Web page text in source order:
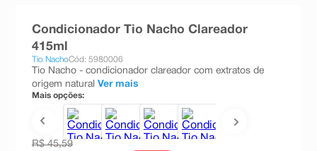
Condicionador Tio Nacho Clareador
415ml
Tio NachoCód: 5980006
Tio Nacho - condicionador clareador com extratos de
origem natural Ver mais
Mais opções:
R$ 45,59
teste gravidez
10ºesmalte